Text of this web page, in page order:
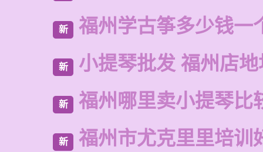
新 福州学古筝多少钱一
新 小提琴批发 福州店地
新 福州哪里卖小提琴比
新 福州市尤克里里培训